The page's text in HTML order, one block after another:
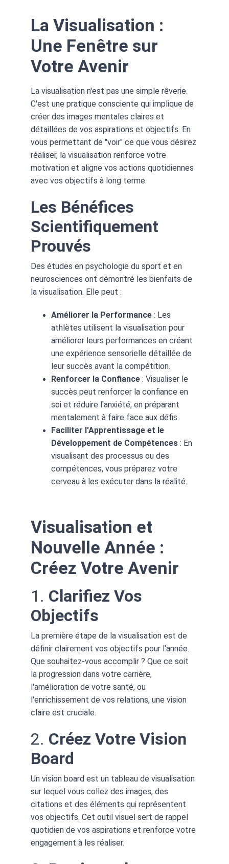
La Visualisation :
Une Fenêtre sur
Votre Avenir
La visualisation n'est pas une simple rêverie.
C'est une pratique consciente qui implique de
créer des images mentales claires et
détaillées de vos aspirations et objectifs. En
vous permettant de "voir" ce que vous désirez
réaliser, la visualisation renforce votre
motivation et aligne vos actions quotidiennes
avec vos objectifs à long terme.
Les Bénéfices
Scientifiquement
Prouvés
Des études en psychologie du sport et en
neurosciences ont démontré les bienfaits de
la visualisation. Elle peut :
Améliorer la Performance : Les
athlètes utilisent la visualisation pour
améliorer leurs performances en créant
une expérience sensorielle détaillée de
leur succès avant la compétition.
Renforcer la Confiance : Visualiser le
succès peut renforcer la confiance en
soi et réduire l'anxiété, en préparant
mentalement à faire face aux défis.
Faciliter l'Apprentissage et le
Développement de Compétences : En
visualisant des processus ou des
compétences, vous préparez votre
cerveau à les exécuter dans la réalité.
Visualisation et
Nouvelle Année :
Créez Votre Avenir
1. Clarifiez Vos
Objectifs
La première étape de la visualisation est de
définir clairement vos objectifs pour l'année.
Que souhaitez-vous accomplir ? Que ce soit
la progression dans votre carrière,
l'amélioration de votre santé, ou
l'enrichissement de vos relations, une vision
claire est cruciale.
2. Créez Votre Vision
Board
Un vision board est un tableau de visualisation
sur lequel vous collez des images, des
citations et des éléments qui représentent
vos objectifs. Cet outil visuel sert de rappel
quotidien de vos aspirations et renforce votre
engagement à les réaliser.